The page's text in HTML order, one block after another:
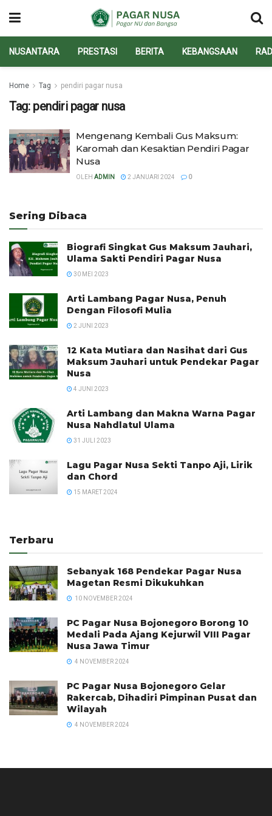
NUSANTARA PRESTASI BERITA KEBANGSAAN
Home Tag pendiri pagar nusa
Tag: pendiri pagar nusa
Mengenang Kembali Gus Maksum:
Karomah dan Kesaktian Pendiri Pagar
Nusa
OLEH ADMIN 2 JANUARI 2024 0
Sering Dibaca
Biografi Singkat Gus Maksum Jauhari,
Ulama Sakti Pendiri Pagar Nusa
30 MEI 2023
Arti Lambang Pagar Nusa, Penuh
Dengan Filosofi Mulia
2 JUNI 2023
12 Kata Mutiara dan Nasihat dari Gus
Maksum Jauhari untuk Pendekar Pagar
Nusa
4 JUNI 2023
Arti Lambang dan Makna Warna Pagar
Nusa Nahdlatul Ulama
31 JULI 2023
Lagu Pagar Nusa Sekti Tanpo Aji, Lirik
dan Chord
15 MARET 2024
Terbaru
Sebanyak 168 Pendekar Pagar Nusa
Magetan Resmi Dikukuhkan
10 NOVEMBER 2024
PC Pagar Nusa Bojonegoro Borong 10
Medali Pada Ajang Kejurwil VIII Pagar
Nusa Jawa Timur
4 NOVEMBER 2024
PC Pagar Nusa Bojonegoro Gelar
Rakercab, Dihadiri Pimpinan Pusat dan
Wilayah
4 NOVEMBER 2024